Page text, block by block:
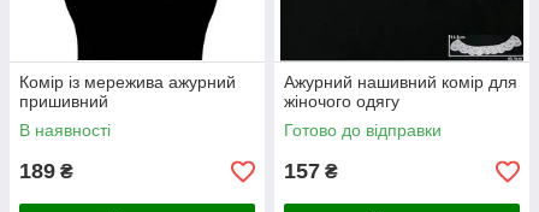
Комір із мережива ажурний
пришивний
В наявності
189 ₴
Ажурний нашивний комір для
жіночого одягу
Готово до відправки
157 ₴